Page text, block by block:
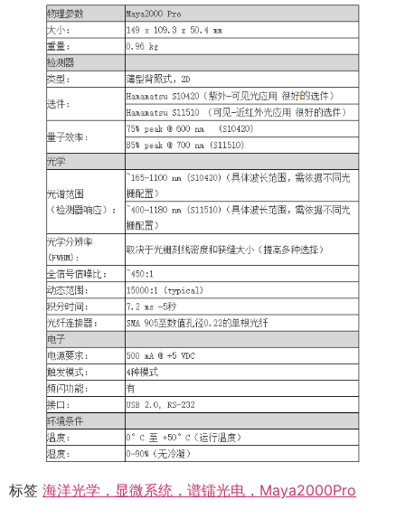
标签 海洋光学，显微系统，谱镭光电，Maya2000Pro